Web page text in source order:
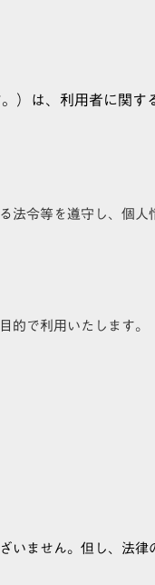
は、利用者に関す
令等を遵守し、個人
で利用いたします。
ません。但し、法